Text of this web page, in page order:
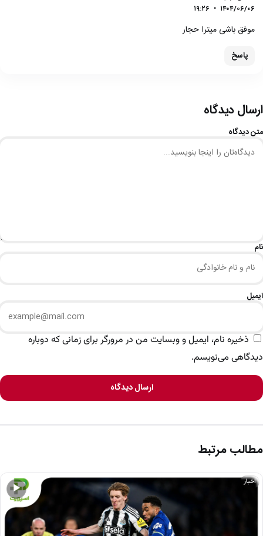
۱۴۰۴/۰۶/۰۶ •
موفق باشی میترا حجار
پاسخ
ارسال دیدگاه
متن دیدگاه
نام
ایمیل
ذخیره نام، ایمیل و وبسایت من در مرورگر برای زمانی که دوباره
دیدگاهی می‌نویسم.
ارسال دیدگاه
مطالب مرتبط
▶
اخبار